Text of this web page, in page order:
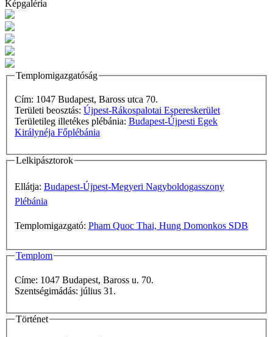
Képgaléria
Templomigazgatóság
Cím: 1047 Budapest, Baross utca 70.
Területi beosztás: Újpest-Rákospalotai Espereskerület
Területileg illetékes plébánia: Budapest-Újpesti Egek
Királynéja Főplébánia
Lelkipásztorok
Ellátja: Budapest-Újpest-Megyeri Nagyboldogasszony
Plébánia
Templomigazgató: Pham Quoc Thai, Hung Domonkos SDB
Templom
Címe: 1047 Budapest, Baross u. 70.
Szentségimádás: július 31.
Történet